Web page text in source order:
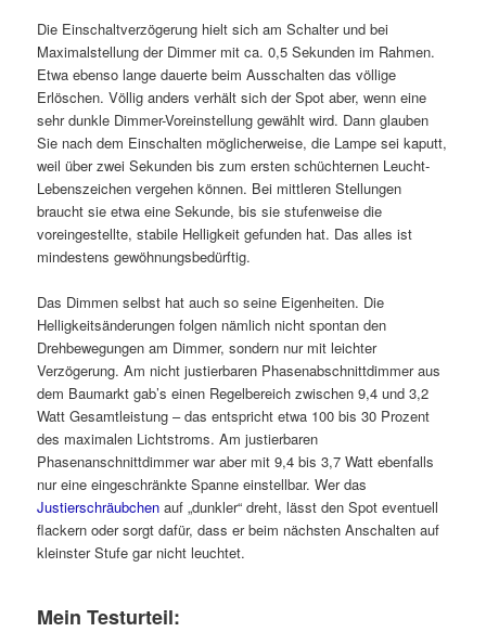
Die Einschaltverzögerung hielt sich am Schalter und bei
Maximalstellung der Dimmer mit ca. 0,5 Sekunden im Rahmen.
Etwa ebenso lange dauerte beim Ausschalten das völlige
Erlöschen. Völlig anders verhält sich der Spot aber, wenn eine
sehr dunkle Dimmer-Voreinstellung gewählt wird. Dann glauben
Sie nach dem Einschalten möglicherweise, die Lampe sei kaputt,
weil über zwei Sekunden bis zum ersten schüchternen Leucht-
Lebenszeichen vergehen können. Bei mittleren Stellungen
braucht sie etwa eine Sekunde, bis sie stufenweise die
voreingestellte, stabile Helligkeit gefunden hat. Das alles ist
mindestens gewöhnungsbedürftig.
Das Dimmen selbst hat auch so seine Eigenheiten. Die
Helligkeitsänderungen folgen nämlich nicht spontan den
Drehbewegungen am Dimmer, sondern nur mit leichter
Verzögerung. Am nicht justierbaren Phasenabschnittdimmer aus
dem Baumarkt gab’s einen Regelbereich zwischen 9,4 und 3,2
Watt Gesamtleistung – das entspricht etwa 100 bis 30 Prozent
des maximalen Lichtstroms. Am justierbaren
Phasenanschnittdimmer war aber mit 9,4 bis 3,7 Watt ebenfalls
nur eine eingeschränkte Spanne einstellbar. Wer das
Justierschräubchen auf „dunkler“ dreht, lässt den Spot eventuell
flackern oder sorgt dafür, dass er beim nächsten Anschalten auf
kleinster Stufe gar nicht leuchtet.
Mein Testurteil: